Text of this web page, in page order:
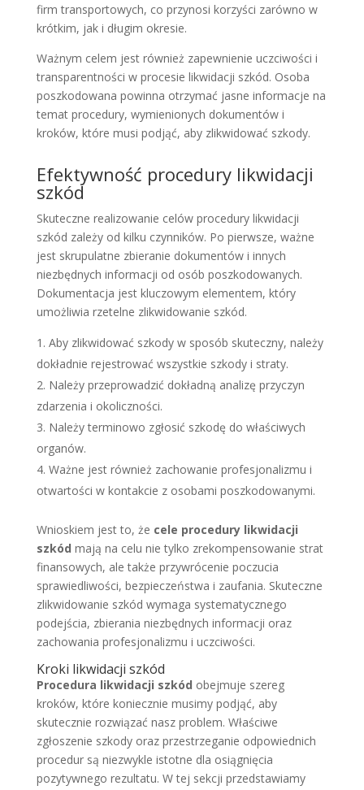
firm transportowych, co przynosi korzyści zarówno w
krótkim, jak i długim okresie.
Ważnym celem jest również zapewnienie uczciwości i
transparentności w procesie likwidacji szkód. Osoba
poszkodowana powinna otrzymać jasne informacje na
temat procedury, wymienionych dokumentów i
kroków, które musi podjąć, aby zlikwidować szkody.
Efektywność procedury likwidacji
szkód
Skuteczne realizowanie celów procedury likwidacji
szkód zależy od kilku czynników. Po pierwsze, ważne
jest skrupulatne zbieranie dokumentów i innych
niezbędnych informacji od osób poszkodowanych.
Dokumentacja jest kluczowym elementem, który
umożliwia rzetelne zlikwidowanie szkód.
Aby zlikwidować szkody w sposób skuteczny, należy
dokładnie rejestrować wszystkie szkody i straty.
Należy przeprowadzić dokładną analizę przyczyn
zdarzenia i okoliczności.
Należy terminowo zgłosić szkodę do właściwych
organów.
Ważne jest również zachowanie profesjonalizmu i
otwartości w kontakcie z osobami poszkodowanymi.
Wnioskiem jest to, że cele procedury likwidacji
szkód mają na celu nie tylko zrekompensowanie strat
finansowych, ale także przywrócenie poczucia
sprawiedliwości, bezpieczeństwa i zaufania. Skuteczne
zlikwidowanie szkód wymaga systematycznego
podejścia, zbierania niezbędnych informacji oraz
zachowania profesjonalizmu i uczciwości.
Kroki likwidacji szkód
Procedura likwidacji szkód obejmuje szereg
kroków, które koniecznie musimy podjąć, aby
skutecznie rozwiązać nasz problem. Właściwe
zgłoszenie szkody oraz przestrzeganie odpowiednich
procedur są niezwykle istotne dla osiągnięcia
pozytywnego rezultatu. W tej sekcji przedstawiamy